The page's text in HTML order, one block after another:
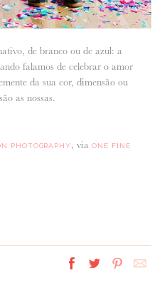
de branco ou de azul: a
falamos de celebrar o amor
da sua cor, dimensão ou
as nossas.
PHOTOGRAPHY, viaONE FINE